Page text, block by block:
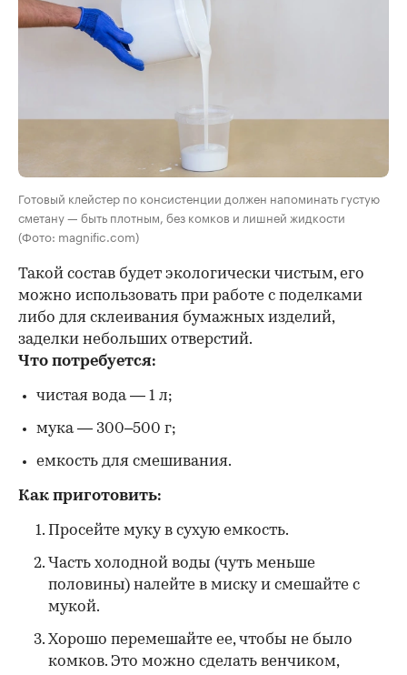
Готовый клейстер по консистенции должен напоминать густую
сметану — быть плотным, без комков и лишней жидкости
(Фото: magnific.com)
Такой состав будет экологически чистым, его
можно использовать при работе с поделками
либо для склеивания бумажных изделий,
заделки небольших отверстий.
Что потребуется:
чистая вода — 1 л;
мука — 300–500 г;
емкость для смешивания.
Как приготовить:
Просейте муку в сухую емкость.
Часть холодной воды (чуть меньше
половины) налейте в миску и смешайте с
мукой.
Хорошо перемешайте ее, чтобы не было
комков. Это можно сделать венчиком,